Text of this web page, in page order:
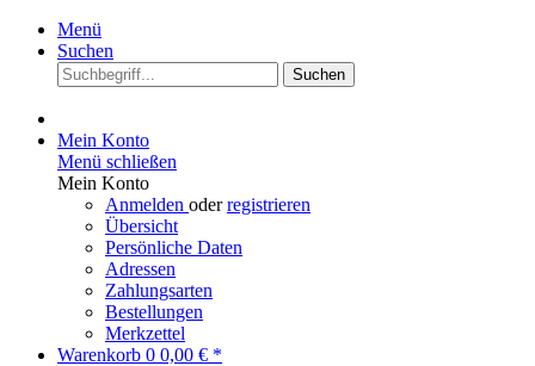
Menü
Suchen
Suchen
Mein Konto
Menü schließen
Mein Konto
Anmelden oderregistrieren
Übersicht
Persönliche Daten
Adressen
Zahlungsarten
Bestellungen
Merkzettel
Warenkorb 0 0,00 € *